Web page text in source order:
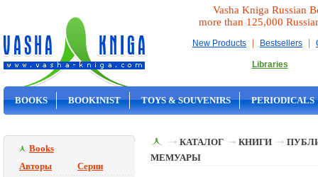
Vasha Kniga Russian
more than 125,000
New Products | Bestsellers |
Libraries
BOOKS BOOKINIST TOYS & SOUVENIRS PERIODICALS
Books
Авторы
Серии
КАТАЛОГ КНИГИ
МЕМУАРЫ